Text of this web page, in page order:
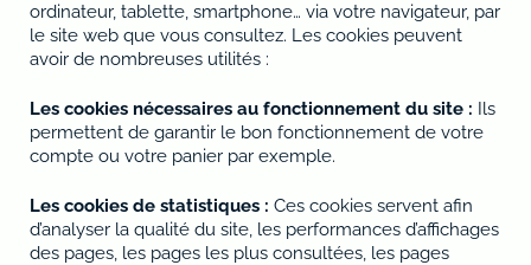
ordinateur, tablette, smartphone… via votre navigateur, par
le site web que vous consultez. Les cookies peuvent
avoir de nombreuses utilités :
Les cookies nécessaires au fonctionnement du site : Ils
permettent de garantir le bon fonctionnement de votre
compte ou votre panier par exemple.
Les cookies de statistiques : Ces cookies servent afin
d’analyser la qualité du site, les performances d’affichages
des pages, les pages les plus consultées, les pages